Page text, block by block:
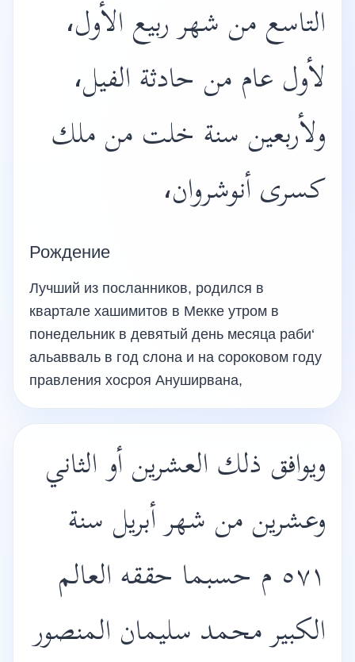
التاسع من شهر ربيع الأول،
لأول عام من حادثة الفيل،
ولأربعين سنة خلت من ملك
كسرى أنوشروان،
Рождение
Лучший из посланников, родился в
квартале хашимитов в Мекке утром в
понедельник в девятый день месяца раби‘
альавваль в год слона и на сороковом году
правления хосроя Ануширвана,
ويوافق ذلك العشرين أو الثاني
وعشرين من شهر أبريل سنة
٥٧١ م حسبما حققه العالم
الكبير محمد سليمان المنصور